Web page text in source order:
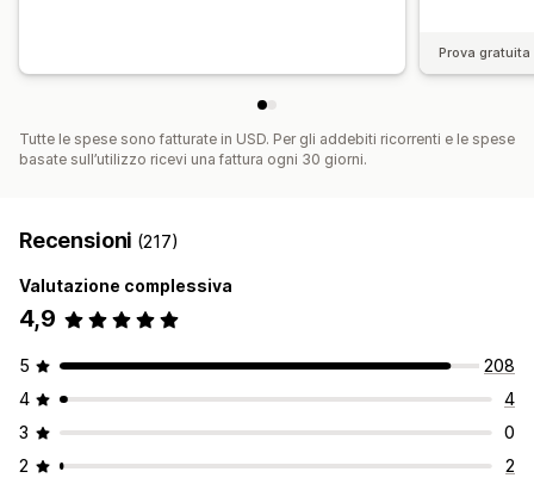
Prova
Tutte le spese sono fatturate in USD. Per gli addebiti ricorrenti e le spese
basate sull’utilizzo ricevi una fattura ogni 30 giorni.
Recensioni (217)
Valutazione complessiva
4,9
5
208
4
4
3
0
2
2